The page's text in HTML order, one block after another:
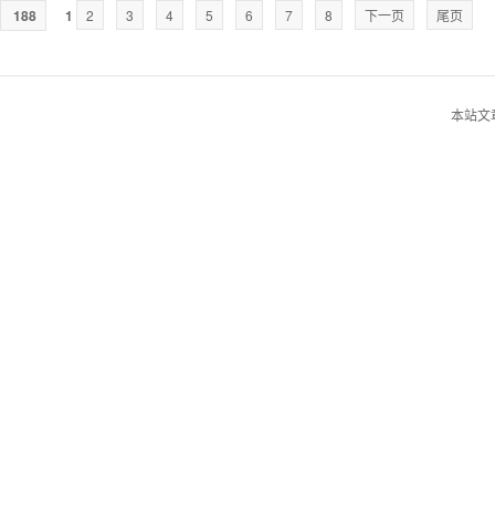
188 1 2 3 4 5 6 7 8 下一页 尾页
本站文